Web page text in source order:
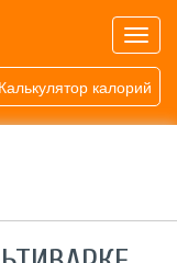
Калькулятор калорий